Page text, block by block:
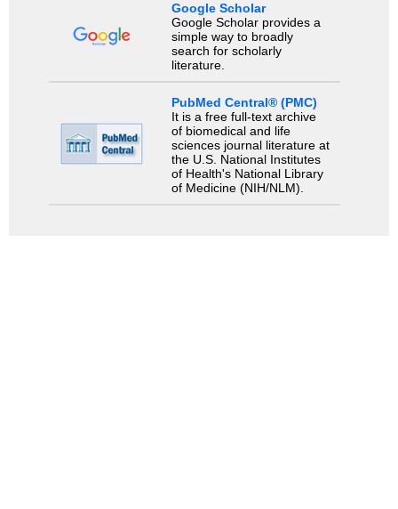
Google Scholar
Google Scholar provides a
simple way to broadly
search for scholarly
literature.
PubMed Central® (PMC)
It is a free full-text archive
of biomedical and life
sciences journal literature at
the U.S. National Institutes
of Health's National Library
of Medicine (NIH/NLM).